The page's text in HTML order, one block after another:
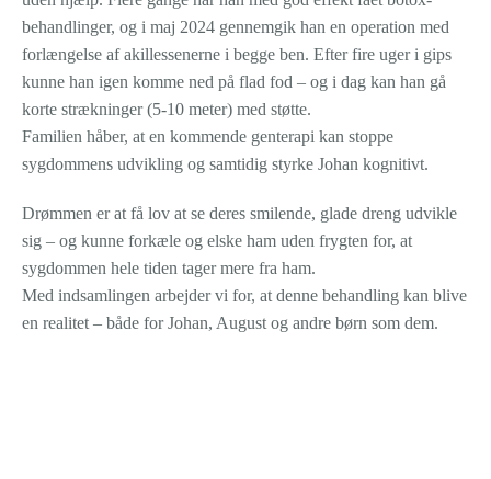
behandlinger, og i maj 2024 gennemgik han en operation med
forlængelse af akillessenerne i begge ben. Efter fire uger i gips
kunne han igen komme ned på flad fod – og i dag kan han gå
korte strækninger (5-10 meter) med støtte.
Familien håber, at en kommende genterapi kan stoppe
sygdommens udvikling og samtidig styrke Johan kognitivt.
Drømmen er at få lov at se deres smilende, glade dreng udvikle
sig – og kunne forkæle og elske ham uden frygten for, at
sygdommen hele tiden tager mere fra ham.
Med indsamlingen arbejder vi for, at denne behandling kan blive
en realitet – både for Johan, August og andre børn som dem.